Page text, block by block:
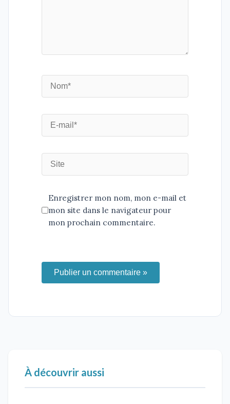
Enregistrer mon nom, mon e-mail et
mon site dans le navigateur pour
mon prochain commentaire.
Publier un commentaire »
À découvrir aussi